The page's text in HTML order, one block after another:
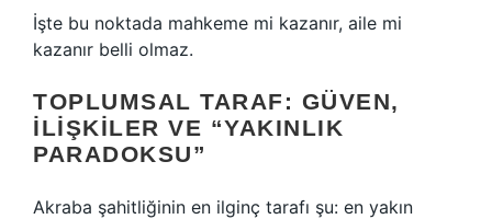
İşte bu noktada mahkeme mi kazanır, aile mi
kazanır belli olmaz.
TOPLUMSAL TARAF: GÜVEN,
ILIŞKILER VE “YAKINLIK
PARADOKSU”
Akraba şahitliğinin en ilginç tarafı şu: en yakın